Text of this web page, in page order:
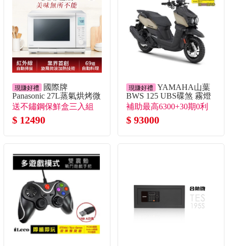
現賺好禮
國際牌
Panasonic 27L蒸氣烘烤微
波爐
送不鏽鋼保鮮盒三入組
+送密封儲物罐
$ 12490
現賺好禮
YAMAHA山葉
BWS 125 UBS碟煞 霧燈
版 棕
補助最高6300+30期0利
率 送燦坤提貨券3千
$ 93000